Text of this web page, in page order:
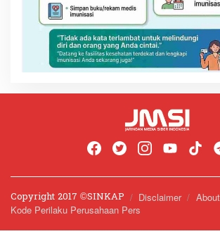
Copyright 2017 ©️SINKAP Disclaimer
Kode Perilaku Perusahaan Pers